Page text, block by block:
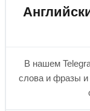
В нашем
слова и фразы и